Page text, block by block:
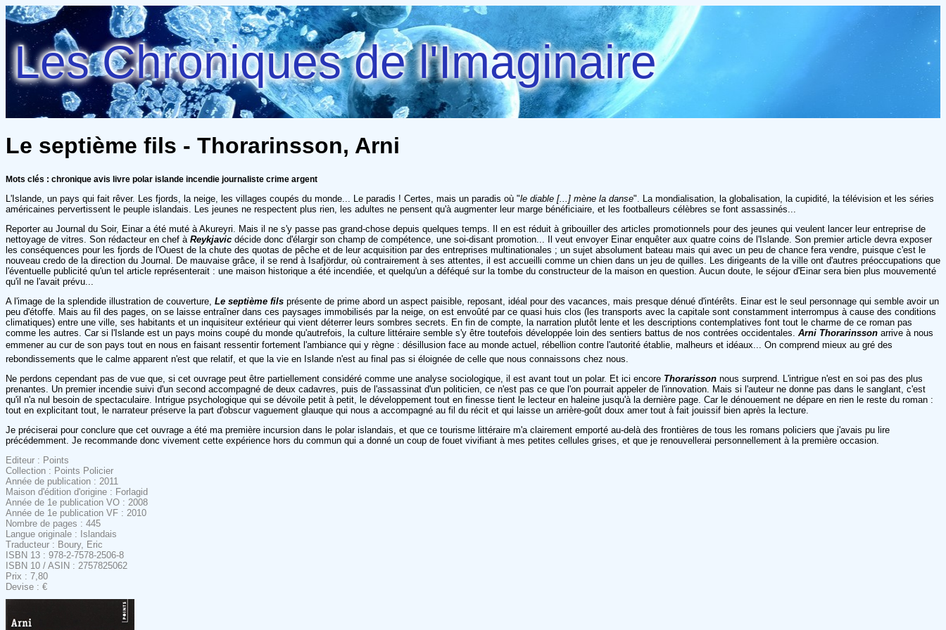
Les Chroniques de l'Imaginaire
Le septième fils - Thorarinsson, Arni
Mots clés : chronique avis livre polar islande incendie journaliste crime argent
L'Islande, un pays qui fait rêver. Les fjords, la neige, les villages coupés du monde... Le paradis ! Certes, mais un paradis où "le diable [...] mène la danse". La mondialisation, la globalisation, la cupidité, la télévision et les séries
américaines pervertissent le peuple islandais. Les jeunes ne respectent plus rien, les adultes ne pensent qu'à augmenter leur marge bénéficiaire, et les footballeurs célèbres se font assassinés...
Reporter au Journal du Soir, Einar a été muté à Akureyri. Mais il ne s'y passe pas grand-chose depuis quelques temps. Il en est réduit à gribouiller des articles promotionnels pour des jeunes qui veulent lancer leur entreprise de
nettoyage de vitres. Son rédacteur en chef à Reykjavic décide donc d'élargir son champ de compétence, une soi-disant promotion... Il veut envoyer Einar enquêter aux quatre coins de l'Islande. Son premier article devra exposer
les conséquences pour les fjords de l'Ouest de la chute des quotas de pêche et de leur acquisition par des entreprises multinationales ; un sujet absolument bateau mais qui avec un peu de chance fera vendre, puisque c'est le
nouveau credo de la direction du Journal. De mauvaise grâce, il se rend à Isafjördur, où contrairement à ses attentes, il est accueilli comme un chien dans un jeu de quilles. Les dirigeants de la ville ont d'autres préoccupations que
l'éventuelle publicité qu'un tel article représenterait : une maison historique a été incendiée, et quelqu'un a déféqué sur la tombe du constructeur de la maison en question. Aucun doute, le séjour d'Einar sera bien plus mouvementé
qu'il ne l'avait prévu...
A l'image de la splendide illustration de couverture, Le septième fils présente de prime abord un aspect paisible, reposant, idéal pour des vacances, mais presque dénué d'intérêts. Einar est le seul personnage qui semble avoir un
peu d'étoffe. Mais au fil des pages, on se laisse entraîner dans ces paysages immobilisés par la neige, on est envoûté par ce quasi huis clos (les transports avec la capitale sont constamment interrompus à cause des conditions
climatiques) entre une ville, ses habitants et un inquisiteur extérieur qui vient déterrer leurs sombres secrets. En fin de compte, la narration plutôt lente et les descriptions contemplatives font tout le charme de ce roman pas
comme les autres. Car si l'Islande est un pays moins coupé du monde qu'autrefois, la culture littéraire semble s'y être toutefois développée loin des sentiers battus de nos contrées occidentales. Arni Thorarinsson arrive à nous
emmener au cur de son pays tout en nous en faisant ressentir fortement l'ambiance qui y règne : désillusion face au monde actuel, rébellion contre l'autorité établie, malheurs et idéaux... On comprend mieux au gré des
rebondissements que le calme apparent n'est que relatif, et que la vie en Islande n'est au final pas si éloignée de celle que nous connaissons chez nous.
Ne perdons cependant pas de vue que, si cet ouvrage peut être partiellement considéré comme une analyse sociologique, il est avant tout un polar. Et ici encore Thorarisson nous surprend. L'intrigue n'est en soi pas des plus
prenantes. Un premier incendie suivi d'un second accompagné de deux cadavres, puis de l'assassinat d'un politicien, ce n'est pas ce que l'on pourrait appeler de l'innovation. Mais si l'auteur ne donne pas dans le sanglant, c'est
qu'il n'a nul besoin de spectaculaire. Intrigue psychologique qui se dévoile petit à petit, le développement tout en finesse tient le lecteur en haleine jusqu'à la dernière page. Car le dénouement ne dépare en rien le reste du roman :
tout en explicitant tout, le narrateur préserve la part d'obscur vaguement glauque qui nous a accompagné au fil du récit et qui laisse un arrière-goût doux amer tout à fait jouissif bien après la lecture.
Je préciserai pour conclure que cet ouvrage a été ma première incursion dans le polar islandais, et que ce tourisme littéraire m'a clairement emporté au-delà des frontières de tous les romans policiers que j'avais pu lire
précédemment. Je recommande donc vivement cette expérience hors du commun qui a donné un coup de fouet vivifiant à mes petites cellules grises, et que je renouvellerai personnellement à la première occasion.
Editeur : Points
Collection : Points Policier
Année de publication : 2011
Maison d'édition d'origine : Forlagid
Année de 1e publication VO : 2008
Année de 1e publication VF : 2010
Nombre de pages : 445
Langue originale : Islandais
Traducteur : Boury, Eric
ISBN 13 : 978-2-7578-2506-8
ISBN 10 / ASIN : 2757825062
Prix : 7,80
Devise : €